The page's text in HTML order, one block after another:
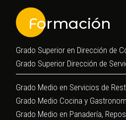
Formación
Grado Superior en Dirección de
Grado Superior Dirección de
Grado Medio en Servicios de
Grado Medio Cocina y
Grado Medio en Panadería,